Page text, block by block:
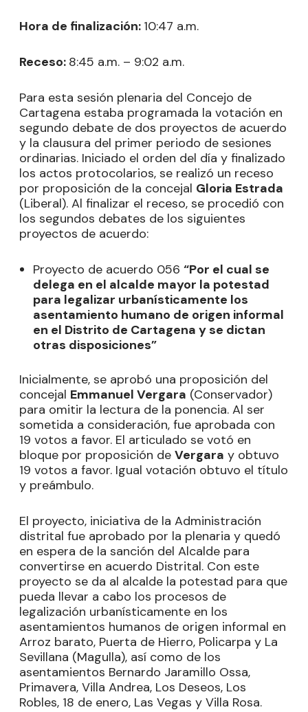
Hora de finalización: 10:47 a.m.
Receso: 8:45 a.m. – 9:02 a.m.
Para esta sesión plenaria del Concejo de
Cartagena estaba programada la votación en
segundo debate de dos proyectos de acuerdo
y la clausura del primer periodo de sesiones
ordinarias. Iniciado el orden del día y finalizado
los actos protocolarios, se realizó un receso
por proposición de la concejal Gloria Estrada
(Liberal). Al finalizar el receso, se procedió con
los segundos debates de los siguientes
proyectos de acuerdo:
Proyecto de acuerdo 056 “Por el cual se
delega en el alcalde mayor la potestad
para legalizar urbanísticamente los
asentamiento humano de origen informal
en el Distrito de Cartagena y se dictan
otras disposiciones”
Inicialmente, se aprobó una proposición del
concejal Emmanuel Vergara (Conservador)
para omitir la lectura de la ponencia. Al ser
sometida a consideración, fue aprobada con
19 votos a favor. El articulado se votó en
bloque por proposición de Vergara y obtuvo
19 votos a favor. Igual votación obtuvo el título
y preámbulo.
El proyecto, iniciativa de la Administración
distrital fue aprobado por la plenaria y quedó
en espera de la sanción del Alcalde para
convertirse en acuerdo Distrital. Con este
proyecto se da al alcalde la potestad para que
pueda llevar a cabo los procesos de
legalización urbanísticamente en los
asentamientos humanos de origen informal en
Arroz barato, Puerta de Hierro, Policarpa y La
Sevillana (Magulla), así como de los
asentamientos Bernardo Jaramillo Ossa,
Primavera, Villa Andrea, Los Deseos, Los
Robles, 18 de enero, Las Vegas y Villa Rosa.